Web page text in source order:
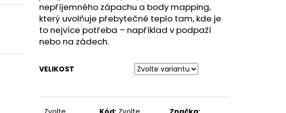
nepříjemného zápachu a body mapping,
který uvolňuje přebytečné teplo tam, kde je
to nejvíce potřeba – například v podpaží
nebo na zádech.
VELIKOST
NŮŽ ZAVÍRACÍ MAUSER